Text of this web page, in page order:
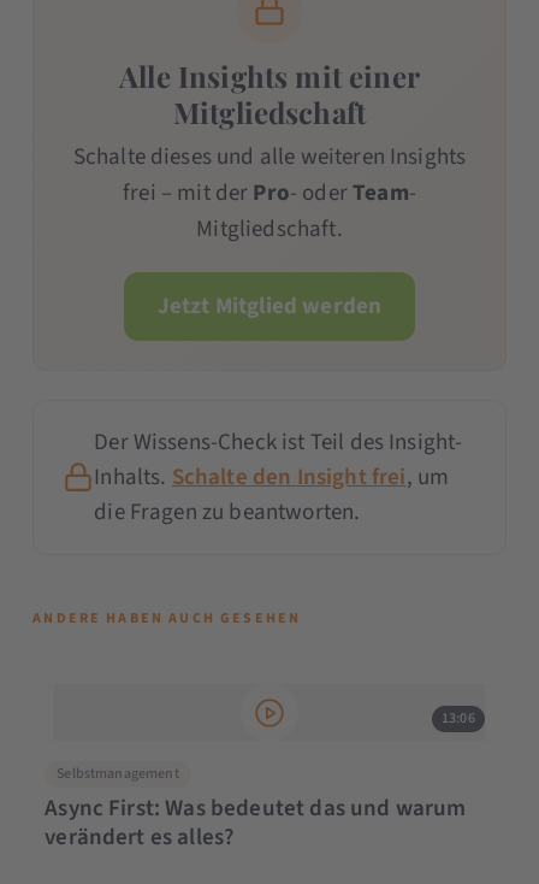
Alle Insights mit einer
Mitgliedschaft
Schalte dieses und alle weiteren Insights
frei – mit derPro- oderTeam-
Mitgliedschaft.
Jetzt Mitglied werden
Der Wissens-Check ist Teil des Insight-
Inhalts. Schalte den Insight frei, um
die Fragen zu beantworten.
ANDERE HABEN AUCH GESEHEN
13:06
Selbstmanagement
Async First: Was bedeutet das und warum
verändert es alles?